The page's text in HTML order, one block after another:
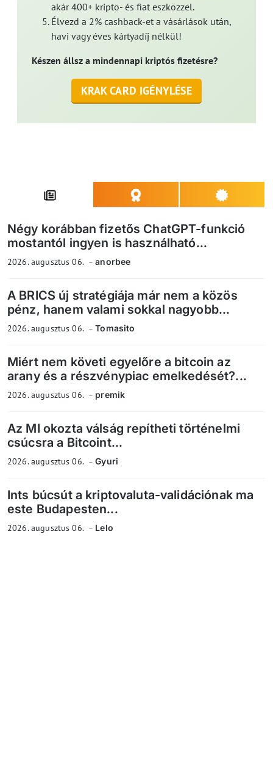
akár 400+ kripto- és fiat eszközzel.
Élvezd a 2% cashback-et a vásárlások után,
havi vagy éves kártyadíj nélkül!
Készen állsz a mindennapi kriptós fizetésre?
KRAK CARD IGÉNYLÉSE
Négy korábban fizetős ChatGPT-funkció
mostantól ingyen is használható...
2026. augusztus 06. anorbee
A BRICS új stratégiája már nem a közös
pénz, hanem valami sokkal nagyobb...
2026. augusztus 06. Tomasito
Miért nem követi egyelőre a bitcoin az
arany és a részvénypiac emelkedését?...
2026. augusztus 06. premik
Az MI okozta válság repítheti történelmi
csúcsra a Bitcoint...
2026. augusztus 06. Gyuri
Ints búcsút a kriptovaluta-validációnak ma
este Budapesten...
2026. augusztus 06. Lelo